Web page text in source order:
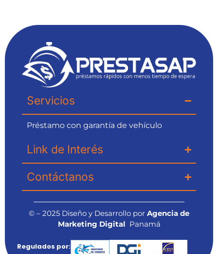
Servicios
Préstamo con garantía de vehículo
Link de Interés
Contáctanos
© – 2025 Diseño y Desarrollo por Agencia de
Marketing Digital Panamá
Regulados por: